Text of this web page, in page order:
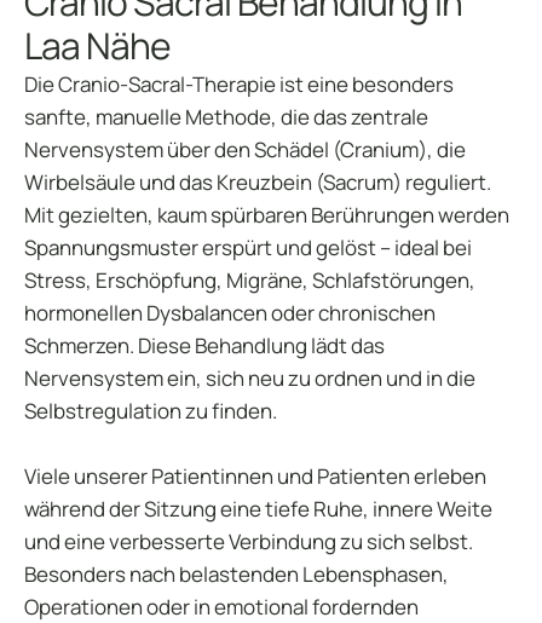
Laa Nähe
Die Cranio-Sacral-Therapie ist eine besonders
sanfte, manuelle Methode, die das zentrale
Nervensystem über den Schädel (Cranium), die
Wirbelsäule und das Kreuzbein (Sacrum) reguliert.
Mit gezielten, kaum spürbaren Berührungen werden
Spannungsmuster erspürt und gelöst – ideal bei
Stress, Erschöpfung, Migräne, Schlafstörungen,
hormonellen Dysbalancen oder chronischen
Schmerzen. Diese Behandlung lädt das
Nervensystem ein, sich neu zu ordnen und in die
Selbstregulation zu finden.
Viele unserer Patientinnen und Patienten erleben
während der Sitzung eine tiefe Ruhe, innere Weite
und eine verbesserte Verbindung zu sich selbst.
Besonders nach belastenden Lebensphasen,
Operationen oder in emotional fordernden